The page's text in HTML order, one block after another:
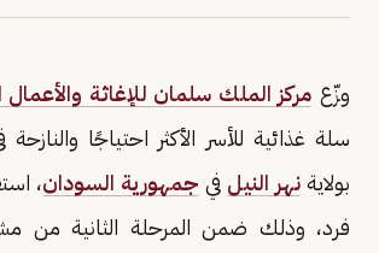
وزّع مركز الملك سلمان للإغاثة والأعمال
سلة غذائية للأسر الأكثر احتياجًا
بولايةنهر النيل في جمهورية السودان
فرد، وذلك ضمن المرحلة الثانية من